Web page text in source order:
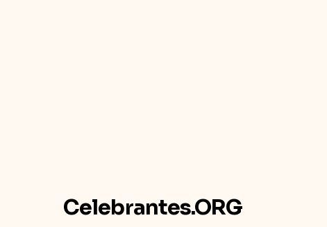
Celebrantes.ORG